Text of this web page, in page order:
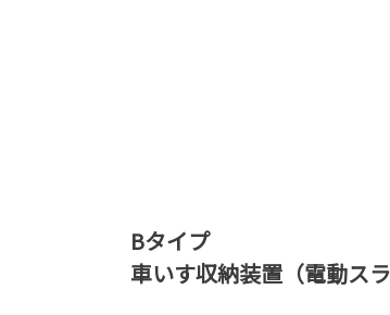
Bタイプ
車いす収納装置（電動ス